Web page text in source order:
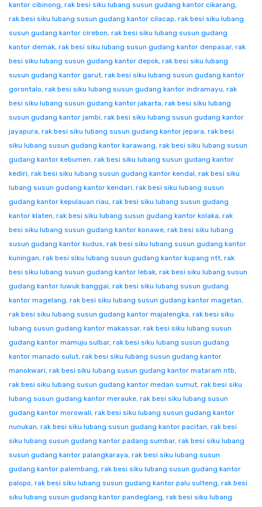
kantor cibinong, rak besi siku lubang susun gudang kantor cikarang,
rak besi siku lubang susun gudang kantor cilacap, rak besi siku lubang
susun gudang kantor cirebon, rak besi siku lubang susun gudang
kantor demak, rak besi siku lubang susun gudang kantor denpasar, rak
besi siku lubang susun gudang kantor depok, rak besi siku lubang
susun gudang kantor garut, rak besi siku lubang susun gudang kantor
gorontalo, rak besi siku lubang susun gudang kantor indramayu, rak
besi siku lubang susun gudang kantor jakarta, rak besi siku lubang
susun gudang kantor jambi, rak besi siku lubang susun gudang kantor
jayapura, rak besi siku lubang susun gudang kantor jepara, rak besi
siku lubang susun gudang kantor karawang, rak besi siku lubang susun
gudang kantor kebumen, rak besi siku lubang susun gudang kantor
kediri, rak besi siku lubang susun gudang kantor kendal, rak besi siku
lubang susun gudang kantor kendari, rak besi siku lubang susun
gudang kantor kepulauan riau, rak besi siku lubang susun gudang
kantor klaten, rak besi siku lubang susun gudang kantor kolaka, rak
besi siku lubang susun gudang kantor konawe, rak besi siku lubang
susun gudang kantor kudus, rak besi siku lubang susun gudang kantor
kuningan, rak besi siku lubang susun gudang kantor kupang ntt, rak
besi siku lubang susun gudang kantor lebak, rak besi siku lubang susun
gudang kantor luwuk banggai, rak besi siku lubang susun gudang
kantor magelang, rak besi siku lubang susun gudang kantor magetan,
rak besi siku lubang susun gudang kantor majalengka, rak besi siku
lubang susun gudang kantor makassar, rak besi siku lubang susun
gudang kantor mamuju sulbar, rak besi siku lubang susun gudang
kantor manado sulut, rak besi siku lubang susun gudang kantor
manokwari, rak besi siku lubang susun gudang kantor mataram ntb,
rak besi siku lubang susun gudang kantor medan sumut, rak besi siku
lubang susun gudang kantor merauke, rak besi siku lubang susun
gudang kantor morowali, rak besi siku lubang susun gudang kantor
nunukan, rak besi siku lubang susun gudang kantor pacitan, rak besi
siku lubang susun gudang kantor padang sumbar, rak besi siku lubang
susun gudang kantor palangkaraya, rak besi siku lubang susun
gudang kantor palembang, rak besi siku lubang susun gudang kantor
palopo, rak besi siku lubang susun gudang kantor palu sulteng, rak besi
siku lubang susun gudang kantor pandeglang, rak besi siku lubang